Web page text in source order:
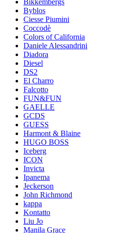
Bikkembergs
Byblos
Ciesse Piumini
Coccodè
Colors of California
Daniele Alessandrini
Diadora
Diesel
DS2
El Charro
Falcotto
FUN&FUN
GAELLE
GCDS
GUESS
Harmont & Blaine
HUGO BOSS
Iceberg
ICON
Invicta
Ipanema
Jeckerson
John Richmond
kappa
Kontatto
Liu Jo
Manila Grace